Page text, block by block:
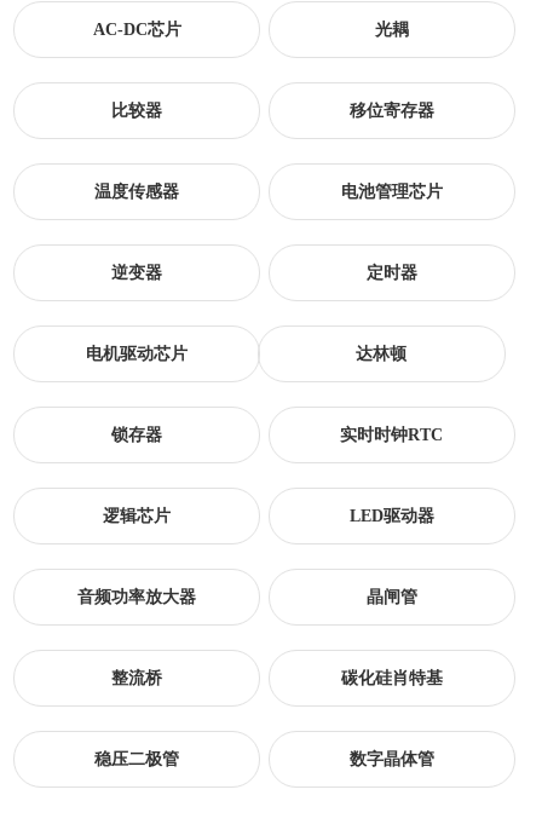
AC-DC芯片 光耦
比较器 移位寄存器
温度传感器 电池管理芯片
逆变器 定时器
电机驱动芯片 达林顿
锁存器 实时时钟RTC
逻辑芯片 LED驱动器
音频功率放大器 晶闸管
整流桥 碳化硅肖特基
稳压二极管 数字晶体管